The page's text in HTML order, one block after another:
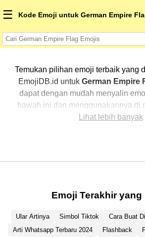
☰ Kode Emoji untuk German Empire
Temukan pilihan emoji terbaik yang
EmojiDB.id untuk German Empire
dapat dengan mudah menyalin
bawah ini dan menggunakannya di
untuk menambahkan sentuhan
baru dalam mengekspresikan
Lihat lebih banyak
Emoji Terakhir yang
Ular Artinya Simbol Tiktok Cara Buat
Arti Whatsapp Terbaru 2024
Flashback